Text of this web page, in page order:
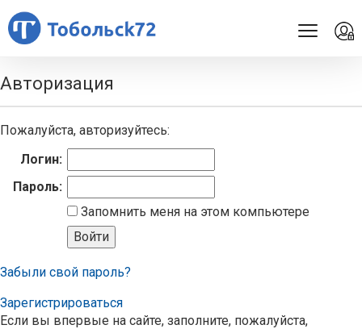
Авторизация
Пожалуйста, авторизуйтесь:
Логин:
Пароль:
Запомнить меня на этом компьютере
Забыли свой пароль?
Зарегистрироваться
Если вы впервые на сайте, заполните, пожалуйста,